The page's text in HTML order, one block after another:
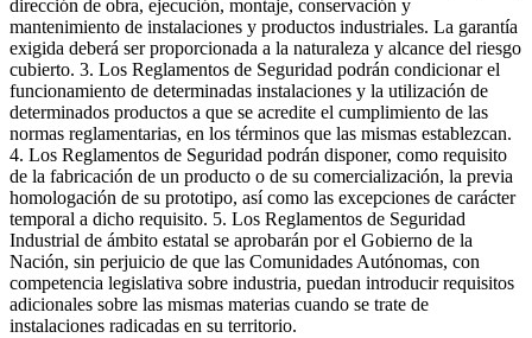
dirección de obra, ejecución, montaje, conservación y
mantenimiento de instalaciones y productos industriales. La garantía
exigida deberá ser proporcionada a la naturaleza y alcance del riesgo
cubierto. 3. Los Reglamentos de Seguridad podrán condicionar el
funcionamiento de determinadas instalaciones y la utilización de
determinados productos a que se acredite el cumplimiento de las
normas reglamentarias, en los términos que las mismas establezcan.
4. Los Reglamentos de Seguridad podrán disponer, como requisito
de la fabricación de un producto o de su comercialización, la previa
homologación de su prototipo, así como las excepciones de carácter
temporal a dicho requisito. 5. Los Reglamentos de Seguridad
Industrial de ámbito estatal se aprobarán por el Gobierno de la
Nación, sin perjuicio de que las Comunidades Autónomas, con
competencia legislativa sobre industria, puedan introducir requisitos
adicionales sobre las mismas materias cuando se trate de
instalaciones radicadas en su territorio.